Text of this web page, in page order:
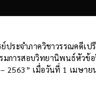
ประจำภาควิชาวรรณคดีเ
มการสอบวิทยานิพนธ์หัวข้
เมื่อวันที่ 1 เมษาย